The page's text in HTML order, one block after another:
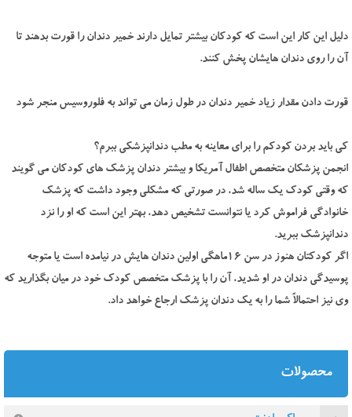
دلیل این کار این است که کودکان بیشتر تمایل دارند خمیر دندان را قورت بدهند تا
آن را روی دندان هایشان پخش کنند.
قورت دادن مقدار زیاد خمیر دندان در طول زمان می تواند به فلوروسیس منجر شود
کی باید بردن کودکم را برای معاینه به مطب دندانپزشکی ببرم؟
انجمن پزشکان متخصص اطفال آمریکا و بیشتر دندان پزشک های کودکان می گویند
که وقتی کودک یک ساله شد، در صورتی که مشکلی وجود داشت که پزشک
خانوادگی فراموش کرد یا نتوانست تشخیص دهد، بهتر این است که او را نزد
دندانپزشک ببرید.
اگر کودکتان هنوز در سن 16ماهگی اولین دندان هایش در نیامده است یا متوجه
پوسیدگی دندان در او شدید، آن را با پزشک متخصص کودک خود در میان بگذارید که
وی نیز احتمالاً شما را به یک دندان پزشک ارجاع خواهد داد.
محصولات